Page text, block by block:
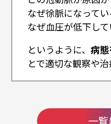
なぜ徐脈になって
なぜ血圧が低下し
というように、病
とで適切な観察や治
一覧